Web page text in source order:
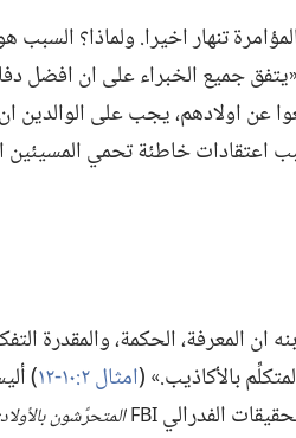
تنهار اخيرا.‏ ولماذا؟‏ السبب
جميع الخبراء على ان افضل
عن اولادهم،‏ يجب على الوالدين
خاطئة تحمي المسيئين
ان المعرفة،‏ الحكمة،‏ والمقدرة
بالأكاذيب.‏» (‏امثال ٢:‏ ١٠-‏١٢
‏)‏
الفدراليFBIالمتحرِّشون